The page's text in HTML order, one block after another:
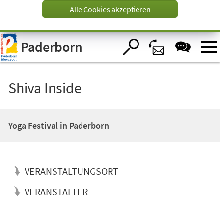
Visuelle
Assistenzsoftware
öffnen.
Alle Cookies akzeptieren
Paderborn
Shiva Inside
Yoga Festival in Paderborn
VERANSTALTUNGSORT
VERANSTALTER